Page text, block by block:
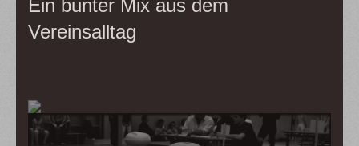
Ein bunter Mix aus dem
Vereinsalltag